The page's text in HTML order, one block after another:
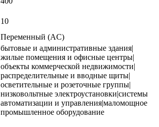
10
Переменный (AC)
бытовые и административные здания|
жилые помещения и офисные центры|
объекты коммерческой недвижимости|
распределительные и вводные щиты|
осветительные и розеточные группы|
низковольтные электроустановки|системы
автоматизации и управления|маломощное
промышленное оборудование